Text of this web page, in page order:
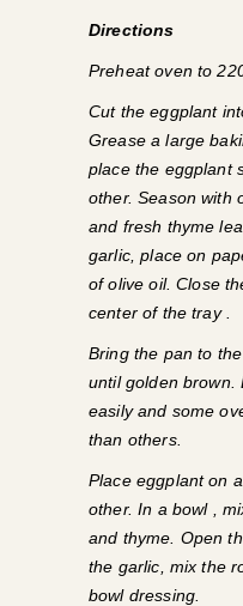
Directions
Preheat oven to
Cut the eggplant
Grease a large
place the eggplant
other. Season with
and fresh thyme
garlic, place on
of olive oil. Close
center of the tray .
Bring the pan to
until golden brown.
easily and some
than others.
Place eggplant on
other. In a bowl ,
and thyme. Open
the garlic, mix the
bowl dressing.